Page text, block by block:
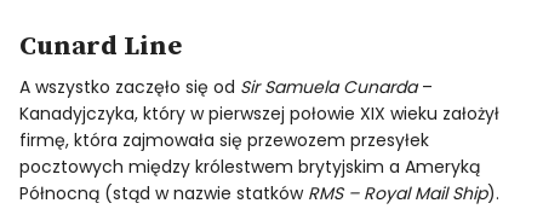
Cunard Line
A wszystko zaczęło się od Sir Samuela Cunarda–
Kanadyjczyka, który w pierwszej połowie XIX wieku założył
firmę, która zajmowała się przewozem przesyłek
pocztowych między królestwem brytyjskim a Ameryką
Północną (stąd w nazwie statków RMS – Royal Mail Ship).